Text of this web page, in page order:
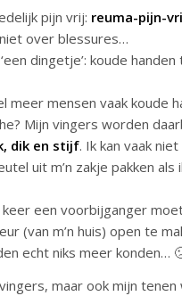
pijn vrij: reuma-pijn-
over blessures…
dingetje’: koude handen
meer mensen vaak koude
Mijn vingers worden
dik en stijf. Ik kan vaak
uit m’n zakje pakken als
een voorbijganger
(van m’n huis) open te
echt niks meer konden…
maar ook mijn tenen